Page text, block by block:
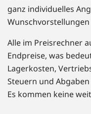
ganz individuelles
Alle im Preisrechner
Endpreise, was
Lagerkosten,
Steuern und
Es kommen keine